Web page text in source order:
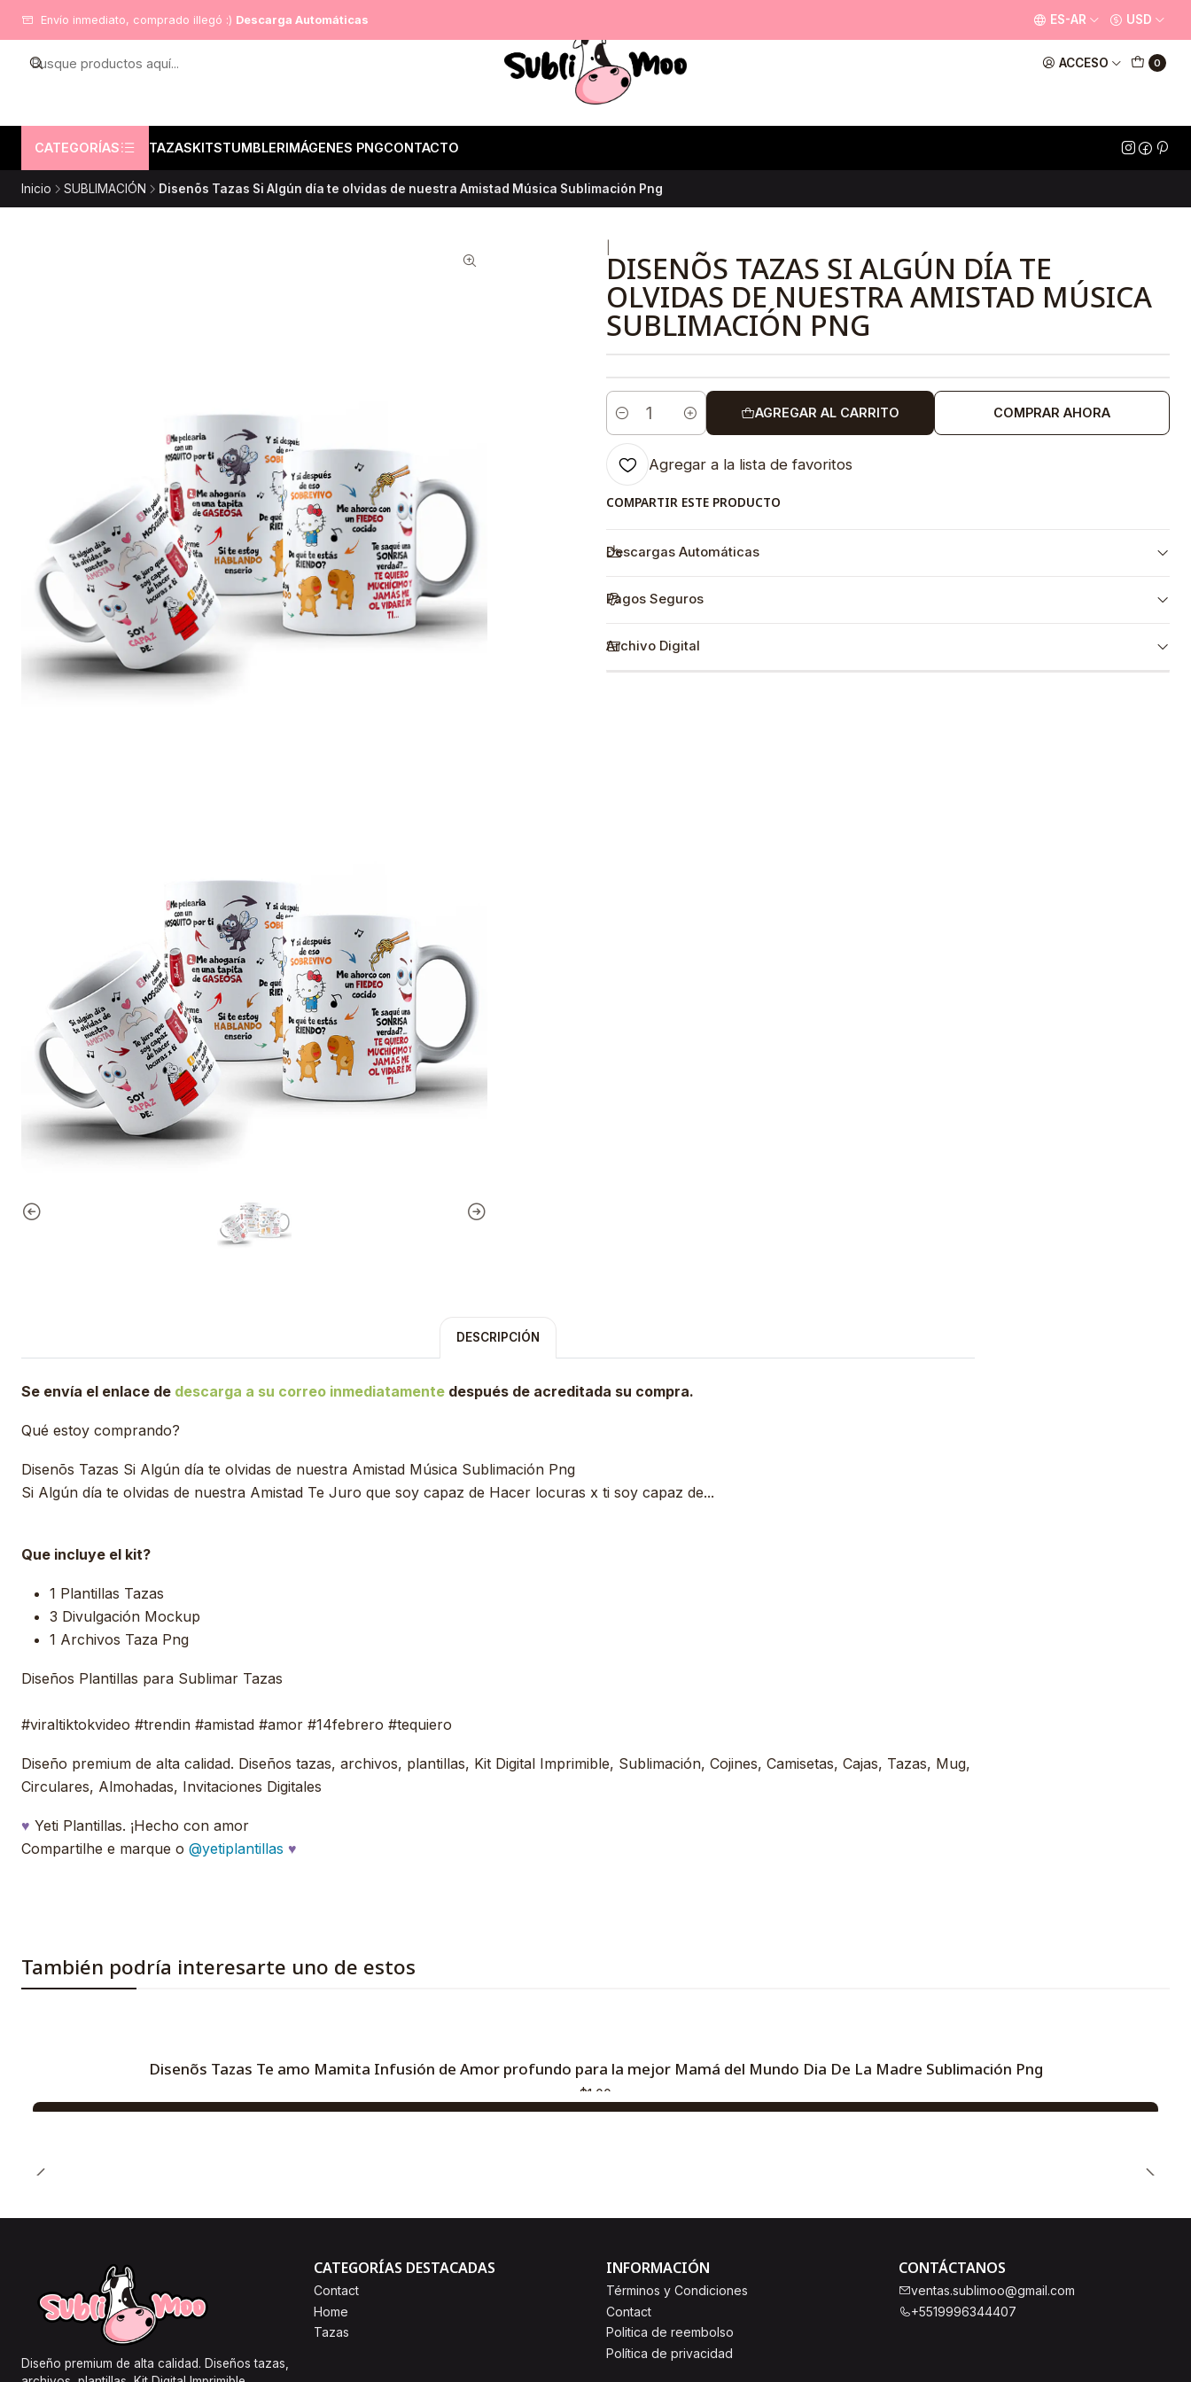
ACCESO 0
CATEGORÍAS TAZASKITSTUMBLERIMÁGENES PNGCONTACTO
Envío inmediato, comprado illegó :) Descarga Automáticas ES-AR USD
Inicio SUBLIMACIÓN Disenõs Tazas Si Algún día te olvidas de nuestra Amistad Música Sublimación Png
DISENÕS TAZAS SI ALGÚN DÍA TE
OLVIDAS DE NUESTRA AMISTAD MÚSICA
SUBLIMACIÓN PNG
Cantidad
AGREGAR AL CARRITO COMPRAR AHORA
Agregar a la lista de favoritos
COMPARTIR ESTE PRODUCTO
Descargas Automáticas
Pagos Seguros
Archivo Digital
DESCRIPCIÓN
Se envía el enlace de descarga a su correo inmediatamente después de acreditada su compra.
Qué estoy comprando?
Disenõs Tazas Si Algún día te olvidas de nuestra Amistad Música Sublimación Png
Si Algún día te olvidas de nuestra Amistad Te Juro que soy capaz de Hacer locuras x ti soy capaz de...
Que incluye el kit?
1 Plantillas Tazas
3 Divulgación Mockup
1 Archivos Taza Png
Diseños Plantillas para Sublimar Tazas
#viraltiktokvideo #trendin #amistad #amor #14febrero #tequiero
Diseño premium de alta calidad. Diseños tazas, archivos, plantillas, Kit Digital Imprimible, Sublimación, Cojines, Camisetas, Cajas, Tazas, Mug,
Circulares, Almohadas, Invitaciones Digitales
♥ Yeti Plantillas. ¡Hecho con amor
Compartilhe e marque o @yetiplantillas ♥
También podría interesarte uno de estos
Disenõs Tazas Te amo Mamita Infusión de Amor profundo para la mejor Mamá del Mundo Dia De La Madre Sublimación Png
$1,00
Diseño premium de alta calidad. Diseños tazas,
CATEGORÍAS DESTACADAS
Contact
Home
Tazas
INFORMACIÓN
Términos y Condiciones
Contact
Politica de reembolso
Política de privacidad
CONTÁCTANOS
ventas.sublimoo@gmail.com
+5519996344407